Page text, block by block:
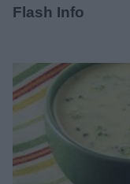
Flash Info